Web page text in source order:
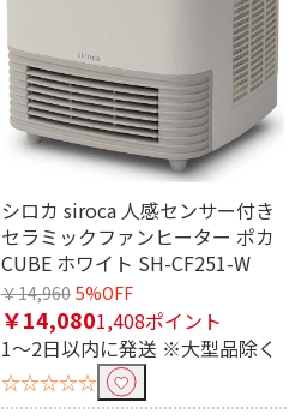
シロカ siroca 人感センサー付き
セラミックファンヒーター ポカ
CUBE ホワイト SH-CF251-W
￥14,960 5%OFF
￥14,0801,408ポイント
1～2日以内に発送 ※大型品除く
☆☆☆☆☆